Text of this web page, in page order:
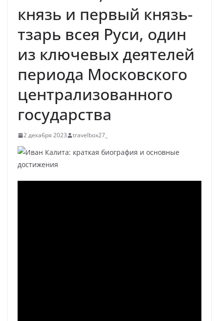
князь и первый князь-
тзарь всея Руси, один
из ключевых деятелей
периода Московского
централизованного
государства
2 декабря 2023 travelbox27_